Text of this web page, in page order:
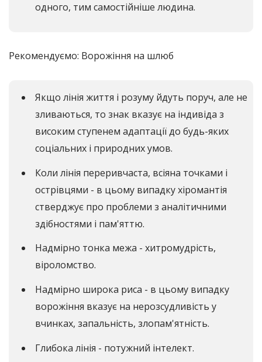
одного, тим самостійніше людина.
Рекомендуємо: Ворожіння на шлюб
Якщо лінія життя і розуму йдуть поруч, але не
зливаються, то знак вказує на індивіда з
високим ступенем адаптації до будь-яких
соціальних і природних умов.
Коли лінія переривчаста, всіяна точками і
острівцями - в цьому випадку хіромантія
стверджує про проблеми з аналітичними
здібностями і пам'яттю.
Надмірно тонка межа - хитромудрість,
віроломство.
Надмірно широка риса - в цьому випадку
ворожіння вказує на нерозсудливість у
вчинках, запальність, злопам'ятність.
Глибока лінія - потужний інтелект.